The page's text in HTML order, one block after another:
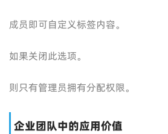
成员即可自定义标签内容。
如果关闭此选项。
则只有管理员拥有分配权限。
企业团队中的应用价值